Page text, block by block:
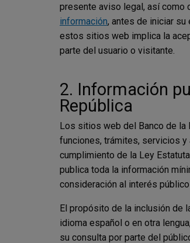
presente aviso legal, así como
información, antes de iniciar
estos sitios web implica la
parte del usuario o visitante.
2. Información
República
Los sitios web del Banco de la
funciones, trámites, servicios y
cumplimiento de la Ley
publica toda la información
consideración al interés
El propósito de la inclusión de
idioma español o en otra
su consulta por parte del